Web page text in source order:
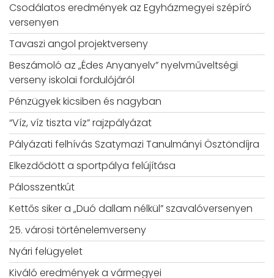
Csodálatos eredmények az Egyházmegyei szépíró
versenyen
Tavaszi angol projektverseny
Beszámoló az „Édes Anyanyelv” nyelvműveltségi
verseny iskolai fordulójáról
Pénzügyek kicsiben és nagyban
“Víz, víz tiszta víz” rajzpályázat
Pályázati felhívás Szatymazi Tanulmányi Ösztöndíjra
Elkezdődött a sportpálya felújítása
Pálosszentkút
Kettős siker a „Duó dallam nélkül” szavalóversenyen
25. városi történelemverseny
Nyári felügyelet
Kiváló eredmények a vármegyei